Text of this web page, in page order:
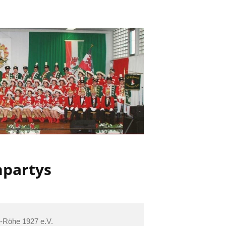
1927 e.V.